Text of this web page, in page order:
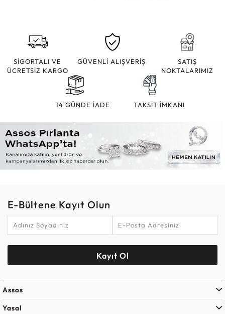
SİGORTALI VE
ÜCRETSİZ KARGO
GÜVENLİ ALIŞVERİŞ
SATIŞ
NOKTALARIMIZ
14 GÜNDE İADE TAKSİT İMKANI
E-Bültene Kayıt Olun
Kayıt Ol
Assos
Yasal